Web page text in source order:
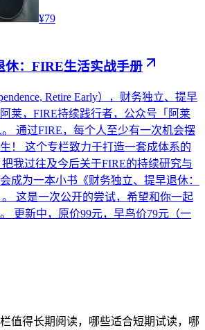
¥79
休：FIRE生活实战手册
Retire Early），财务独立、提早
莱，FIRE持续践行者，公众号「阿莱
通过FIRE，每个人至少有一次机会摆
！ 这个专栏致力于打造一套成体系的
我过往及今后关于FIRE的持续研究与
成为一本小书《财务独立、提早退休：
这是一次公开的尝试，希望和你一起
更新中，原价99元，早鸟价79元（一
值得长期阅读，哪些适合短期试读，哪